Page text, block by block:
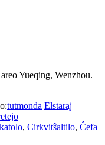
Yueqing, Wenzhou.
tutmonda Elstaraj
, Cirkvitŝaltilo, Ĉefa